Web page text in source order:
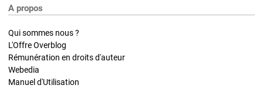
A propos
Qui sommes nous ?
L'Offre Overblog
Rémunération en droits d'auteur
Webedia
Manuel d'Utilisation